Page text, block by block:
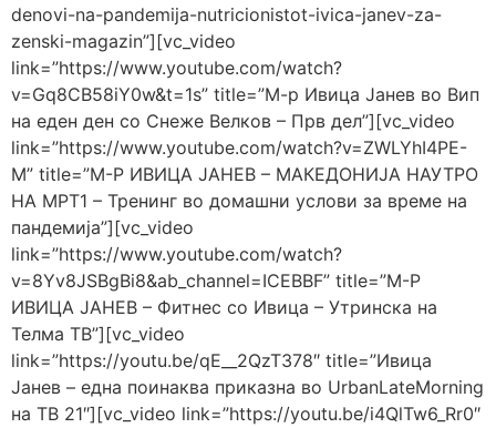
denovi-na-pandemija-nutricionistot-ivica-janev-za-
zenski-magazin”][vc_video
link=”https://www.youtube.com/watch?
v=Gq8CB58iY0w&t=1s” title=”М-р Ивица Јанев во Вип
на еден ден со Снеже Велков – Прв дел”][vc_video
link=”https://www.youtube.com/watch?v=ZWLYhI4PE-
M” title=”М-Р ИВИЦА ЈАНЕВ – МАКЕДОНИЈА НАУТРО
НА МРТ1 – Тренинг во домашни услови за време на
пандемија”][vc_video
link=”https://www.youtube.com/watch?
v=8Yv8JSBgBi8&ab_channel=ICEBBF” title=”М-Р
ИВИЦА ЈАНЕВ – Фитнес со Ивица – Утринска на
Телма ТВ”][vc_video
link=”https://youtu.be/qE__2QzT378″ title=”Ивица
Јанев – една поинаква приказна во UrbanLateMorning
на ТВ 21″][vc_video link=”https://youtu.be/i4QlTw6_Rr0″